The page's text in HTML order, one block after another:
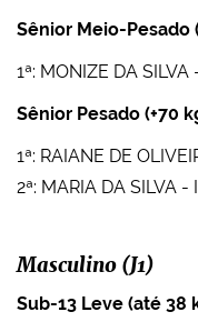
Sênior Meio-Pesado
1ª: MONIZE DA
Sênior Pesado (+70
1ª: RAIANE DE
2ª: MARIA DA SILVA -
Masculino (J1)
Sub-13 Leve (até 38